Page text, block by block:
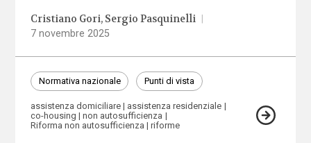
Cristiano Gori Sergio Pasquinelli
7 novembre 2025
Normativa nazionale Punti di vista
assistenza domiciliare
assistenza residenziale
co-housing
non autosufficienza
Riforma non autosufficienza
riforme